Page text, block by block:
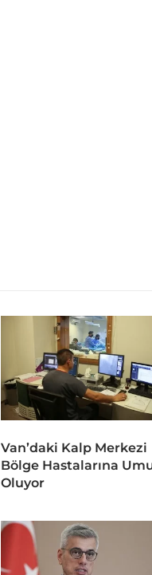
Van’daki Kalp Merkezi
Bölge Hastalarına
Oluyor